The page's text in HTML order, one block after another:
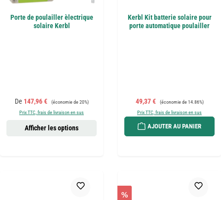
Porte de poulailler èlectrique
solaire Kerbl
Prix de vente :
De 147,96 € Prix régulier :
(économie de 20%)
Prix TTC, frais de livraison en sus
Afficher les options
Kerbl Kit batterie solaire pour
porte automatique poulailler
Prix de vente :
49,37 € Prix régulier :
(économie de 14.86%)
Prix TTC, frais de livraison en sus
AJOUTER AU PANIER
%